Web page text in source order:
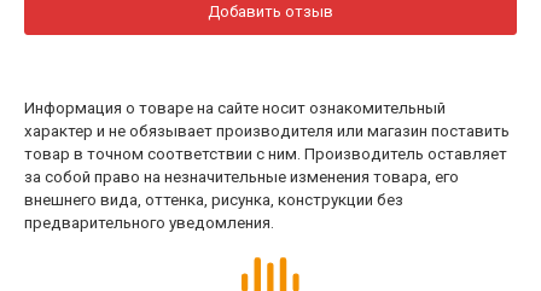
Добавить отзыв
Информация о товаре на сайте носит ознакомительный
характер и не обязывает производителя или магазин поставить
товар в точном соответствии с ним. Производитель оставляет
за собой право на незначительные изменения товара, его
внешнего вида, оттенка, рисунка, конструкции без
предварительного уведомления.